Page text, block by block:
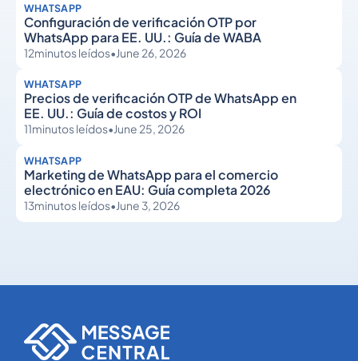
WHATSAPP
Configuración de verificación OTP por
WhatsApp para EE. UU.: Guía de WABA
12minutos leídos•June 26, 2026
WHATSAPP
Precios de verificación OTP de WhatsApp en
EE. UU.: Guía de costos y ROI
11minutos leídos•June 25, 2026
WHATSAPP
Marketing de WhatsApp para el comercio
electrónico en EAU: Guía completa 2026
13minutos leídos•June 3, 2026